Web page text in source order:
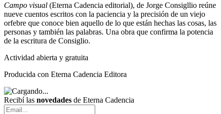
Campo visual (Eterna Cadencia editorial), de Jorge Consigllio reúne
nueve cuentos escritos con la paciencia y la precisión de un viejo
orfebre que conoce bien aquello de lo que están hechas las cosas, las
personas y también las palabras. Una obra que confirma la potencia
de la escritura de Consiglio.
Actividad abierta y gratuita
Producida con Eterna Cadencia Editora
Recibí las novedades de Eterna Cadencia